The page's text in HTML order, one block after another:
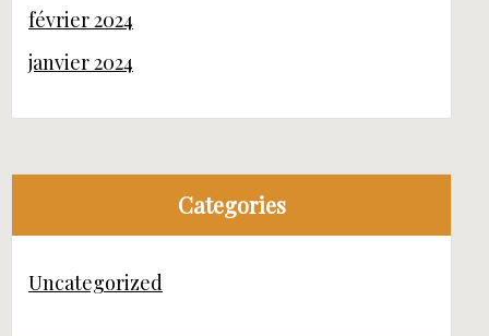
février 2024
janvier 2024
Categories
Uncategorized